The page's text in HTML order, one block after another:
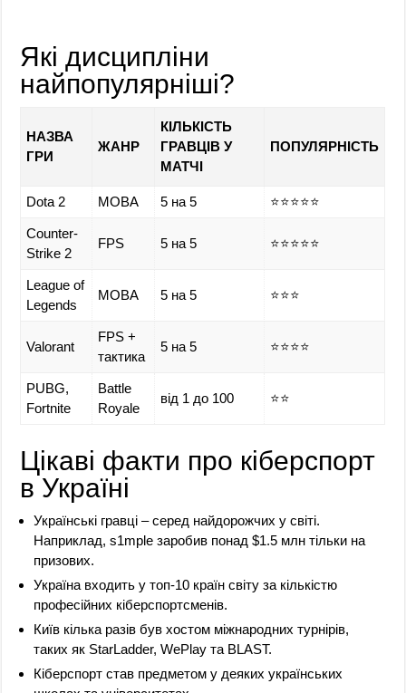
Які дисципліни
найпопулярніші?
НАЗВА
ГРИ
ЖАНР
КІЛЬКІСТЬ
ГРАВЦІВ У
МАТЧІ
ПОПУЛЯРНІСТЬ
Dota 2 MOBA 5 на 5 ⭐⭐⭐⭐⭐
Counter-
Strike 2
FPS 5 на 5 ⭐⭐⭐⭐⭐
League of
Legends
MOBA 5 на 5 ⭐⭐⭐
Valorant
FPS +
тактика
5 на 5 ⭐⭐⭐⭐
PUBG,
Fortnite
Battle
Royale
від 1 до 100 ⭐⭐
Цікаві факти про кіберспорт
в Україні
Українські гравці – серед найдорожчих у світі.
Наприклад, s1mple заробив понад $1.5 млн тільки на
призових.
Україна входить у топ-10 країн світу за кількістю
професійних кіберспортсменів.
Київ кілька разів був хостом міжнародних турнірів,
таких як StarLadder, WePlay та BLAST.
Кіберспорт став предметом у деяких українських